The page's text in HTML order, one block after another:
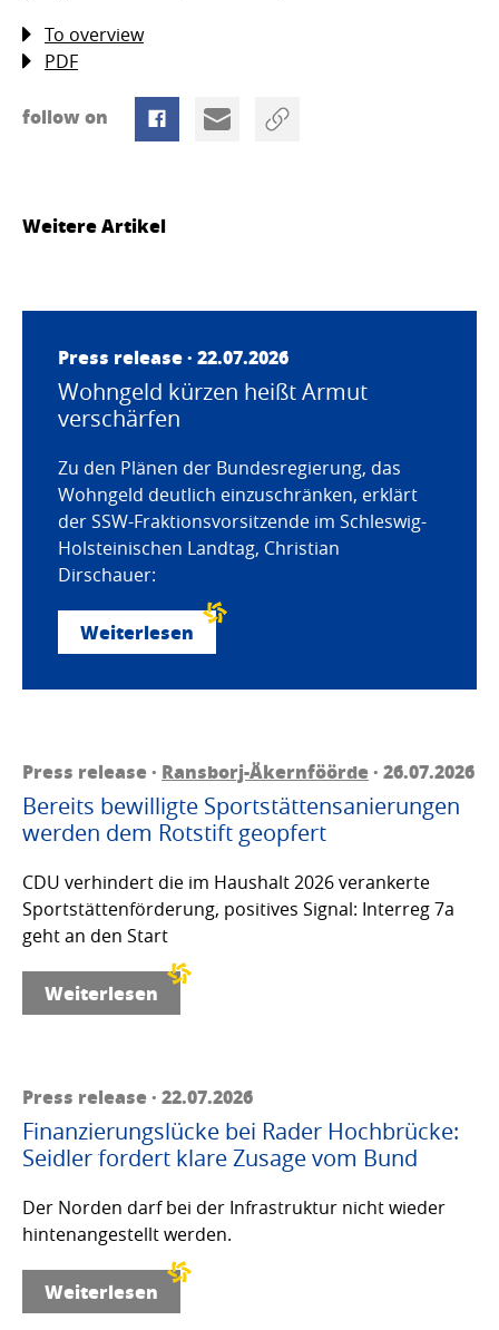
To overview
PDF
follow on
Weitere Artikel
Press release · 22.07.2026
Wohngeld kürzen heißt Armut
verschärfen
Zu den Plänen der Bundesregierung, das
Wohngeld deutlich einzuschränken, erklärt
der SSW-Fraktionsvorsitzende im Schleswig-
Holsteinischen Landtag, Christian
Dirschauer:
Weiterlesen
Press release · Ransborj-Äkernföörde· 26.07.2026
Bereits bewilligte Sportstättensanierungen
werden dem Rotstift geopfert
CDU verhindert die im Haushalt 2026 verankerte
Sportstättenförderung, positives Signal: Interreg 7a
geht an den Start
Weiterlesen
Press release · 22.07.2026
Finanzierungslücke bei Rader Hochbrücke:
Seidler fordert klare Zusage vom Bund
Der Norden darf bei der Infrastruktur nicht wieder
hintenangestellt werden.
Weiterlesen